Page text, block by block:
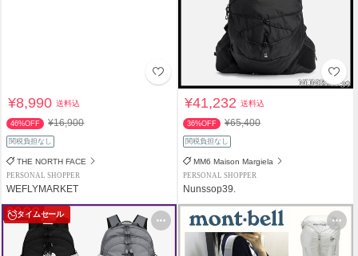
¥8,990送料込
46%OFF ¥16,900
関税負担なし
THE NORTH FACE
PERSONAL SHOPPER
WEFLYMARKET
¥41,232送料込
36%OFF ¥65,400
関税負担なし
MM6 Maison Margiela
PERSONAL SHOPPER
Nunssop39.
タイムセール